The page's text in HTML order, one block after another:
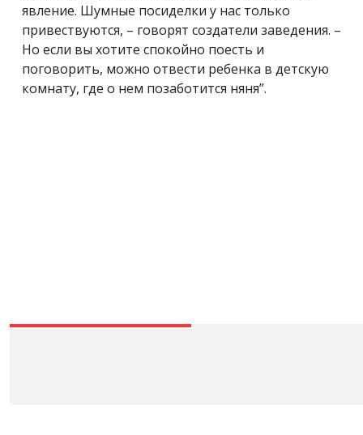
явление. Шумные посиделки у нас только
привествуются, – говорят создатели заведения. –
Но если вы хотите спокойно поесть и
поговорить, можно отвести ребенка в детскую
комнату, где о нем позаботится няня”.